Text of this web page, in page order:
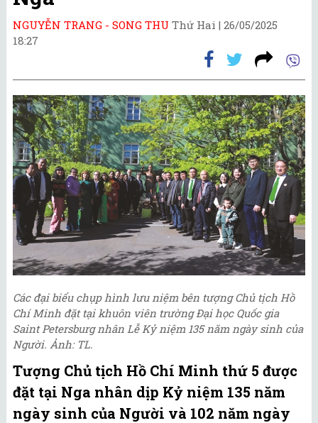
NGUYỄN TRANG - SONG THU Thứ Hai | 26/05/2025
18:27
Các đại biểu chụp hình lưu niệm bên tượng Chủ tịch Hồ
Chí Minh đặt tại khuôn viên trường Đại học Quốc gia
Saint Petersburg nhân Lễ Kỷ niệm 135 năm ngày sinh của
Người. Ảnh: TL.
Tượng Chủ tịch Hồ Chí Minh thứ 5 được
đặt tại Nga nhân dịp Kỷ niệm 135 năm
ngày sinh của Người và 102 năm ngày